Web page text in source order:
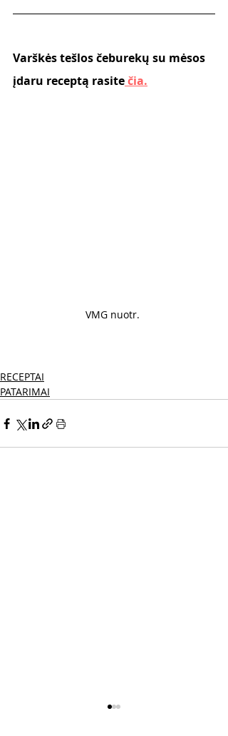
Varškės tešlos čeburekų su mėsos
įdaru receptą rasite čia.
VMG nuotr.
RECEPTAI
PATARIMAI